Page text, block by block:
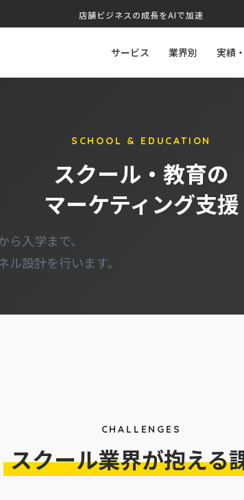
店舗ビジネスの成長をAIで加速
サービス 業界別 実績
SCHOOL & EDUCATION
スクール・教育の
マーケティング支援
入学まで、
設計を行います。
CHALLENGES
スクール業界が抱える